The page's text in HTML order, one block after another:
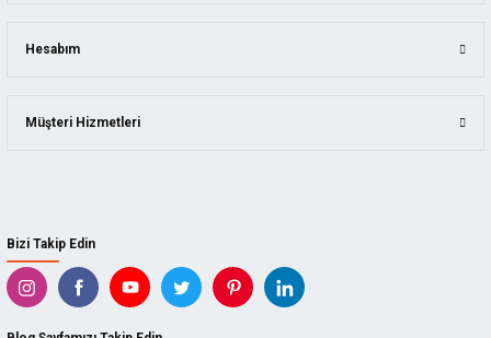
Bizi Takip Edin
Hesabım
Müşteri Hizmetleri